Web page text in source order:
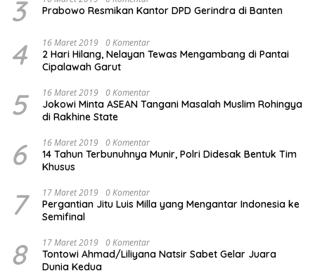
3 Prabowo Resmikan Kantor DPD Gerindra di Banten
4 16 Maret 2019 0 Komentar
2 Hari Hilang, Nelayan Tewas Mengambang di Pantai
Cipalawah Garut
5 16 Maret 2019 0 Komentar
Jokowi Minta ASEAN Tangani Masalah Muslim Rohingya
di Rakhine State
6 16 Maret 2019 0 Komentar
14 Tahun Terbunuhnya Munir, Polri Didesak Bentuk Tim
Khusus
7 17 Maret 2019 0 Komentar
Pergantian Jitu Luis Milla yang Mengantar Indonesia ke
Semifinal
8 17 Maret 2019 0 Komentar
Tontowi Ahmad/Liliyana Natsir Sabet Gelar Juara
Dunia Kedua